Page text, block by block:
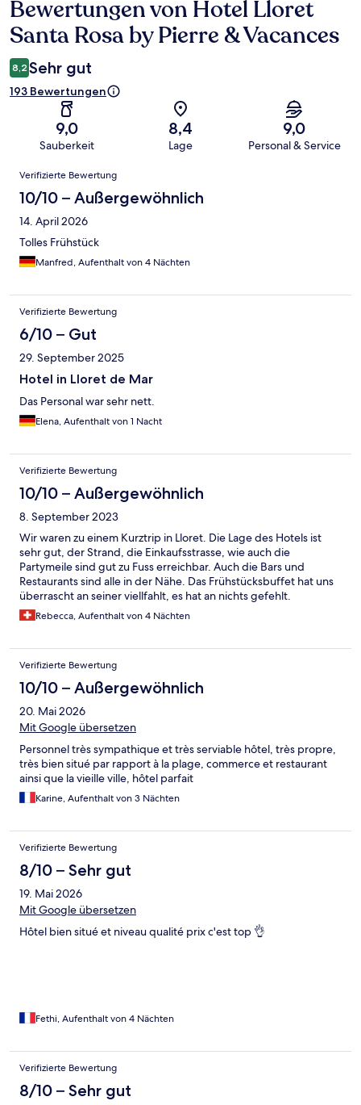
Bewertungen
Bewertungen von Hotel Lloret
Santa Rosa by Pierre & Vacances
8,2 Sehr gut
193 Bewertungen
9,0
Sauberkeit
8,4
Lage
9,0
Personal & Service
Bewertungen
Verifizierte Bewertung
10/10 – Außergewöhnlich
14. April 2026
Tolles Frühstück
Manfred, Aufenthalt von 4 Nächten
Verifizierte Bewertung
6/10 – Gut
29. September 2025
Hotel in Lloret de Mar
Das Personal war sehr nett.
Elena, Aufenthalt von 1 Nacht
Verifizierte Bewertung
10/10 – Außergewöhnlich
8. September 2023
Wir waren zu einem Kurztrip in Lloret. Die Lage des Hotels ist
sehr gut, der Strand, die Einkaufsstrasse, wie auch die
Partymeile sind gut zu Fuss erreichbar. Auch die Bars und
Restaurants sind alle in der Nähe. Das Frühstücksbuffet hat uns
überrascht an seiner viellfahlt, es hat an nichts gefehlt.
Rebecca, Aufenthalt von 4 Nächten
Verifizierte Bewertung
10/10 – Außergewöhnlich
20. Mai 2026
Mit Google übersetzen
Personnel très sympathique et très serviable hôtel, très propre,
très bien situé par rapport à la plage, commerce et restaurant
ainsi que la vieille ville, hôtel parfait
Karine, Aufenthalt von 3 Nächten
Verifizierte Bewertung
8/10 – Sehr gut
19. Mai 2026
Mit Google übersetzen
Hôtel bien situé et niveau qualité prix c'est top 👌
Fethi, Aufenthalt von 4 Nächten
Verifizierte Bewertung
8/10 – Sehr gut